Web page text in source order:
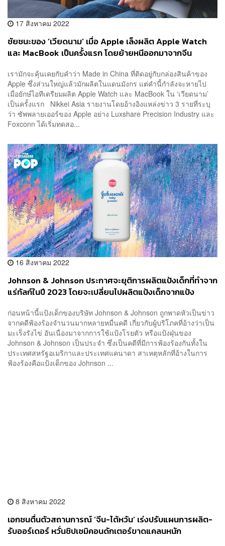
17 สิงหาคม 2022
ชัยชนะของ ‘เวียดนาม’ เมื่อ Apple เล็งผลิต Apple Watch
และ MacBook เป็นครั้งแรก โดยย้ายหนีออกมาจากจีน
เรามักจะคุ้นเคยกับคำว่า Made in China ที่ติดอยู่กับกล่องสินค้าของ
Apple ซึ่งส่วนใหญ่แล้วมักผลิตในแดนมังกร แต่คำนี้กำลังจะหายไป
เมื่อยักษ์ไอทีเตรียมผลิต Apple Watch และ MacBook ใน ‘เวียดนาม’
เป็นครั้งแรก Nikkei Asia รายงานโดยอ้างอิงแหล่งข่าว 3 รายที่ระบุ
ว่า ซัพพลายเออร์ของ Apple อย่าง Luxshare Precision Industry และ
Foxconn ได้เริ่มทดสอ...
16 สิงหาคม 2022
Johnson & Johnson ประกาศจะยุติการผลิตแป้งเด็กที่ทำจาก
แร่ทัลก์ในปี 2023 โดยจะเปลี่ยนไปผลิตแป้งเด็กจากแป้ง
ก่อนหน้านี้แป้งเด็กของบริษัท Johnson & Johnson ถูกพาดหัวเป็นข่าว
จากคดีฟ้องร้องจำนวนมากหลายหมื่นคดี เกี่ยวกับผู้บริโภคที่อ้างว่าเป็น
มะเร็งรังไข่ อันเนื่องมาจากการใช้แป้งโรยตัว หรือแป้งฝุ่นของ
Johnson & Johnson เป็นประจำ ซึ่งเป็นคดีที่มีการฟ้องร้องกันทั้งใน
ประเทศสหรัฐอเมริกาและประเทศแคนาดา สาเหตุหลักที่อ้างในการ
ฟ้องร้องคือแป้งเด็กของ Johnson ...
8 สิงหาคม 2022
เอกชนตื่นตัวสถานการณ์ ‘จีน-ไต้หวัน’ เร่งปรับแผนการผลิต-
รับออร์เดอร์ หวั่นชิปเซมิคอนดักเตอร์ขาดแคลนหนัก